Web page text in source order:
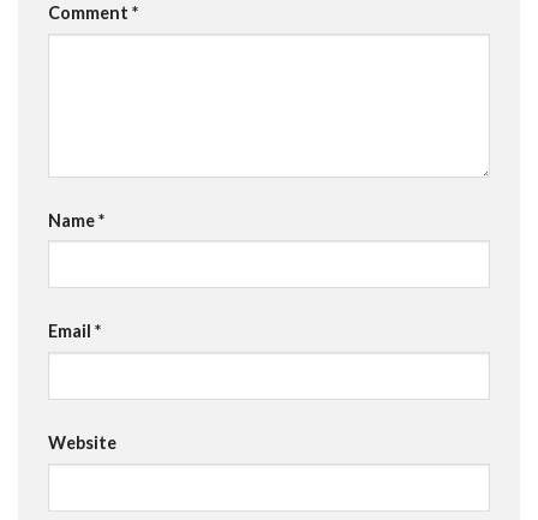
Comment *
Name*
Email *
Website